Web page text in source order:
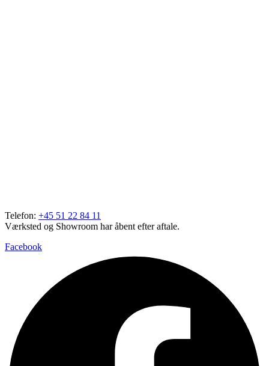
Telefon: +45 51 22 84 11
Værksted og Showroom har åbent efter aftale.
Facebook